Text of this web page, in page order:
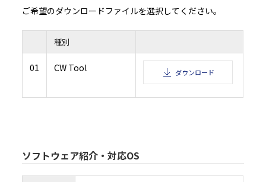
じるものとします。
4.3 お客様は、お客様の所属する企業又は団体のために本ソフトウェアをインストー
本契約書の内容を伝達しなければなりません。
4.4 お客様は、村田機械又は村田機械のライセンサーが、事前に通知すること無く本
をいつでもアップデート又は変更することが可能である旨を承認したものとします。
５．禁止事項
5.1 お客様は、本ソフトウェアを複製、翻訳、改変、翻案、修正、リバースエンジニ
コンパイル又は逆アセンブルしてはなりません。
5.2 お客様は、いかなる第三者に対しても、記録媒体、通信回線、又はその他の方法
フトウェアを賃貸、販売、頒布、貸与、使用許諾、譲渡、移転、又はその他の方法で
5.3 お客様は、本条項のいずれかの規定に違反して村田機械に損害を生じせしめた場
によりアップデート又は変更されることがありますが、その場合でも、前項同様、お
る本製品の動作環境において、全て正常に動作することを保証するものではなく、本
らの保証も致しません。なお、アップデート又は変更に関する情報提供につきまして
ご希望のダウンロードファイルを選択してください。
種別
01 CW Tool ダウンロード
ソフトウェア紹介・対応OS